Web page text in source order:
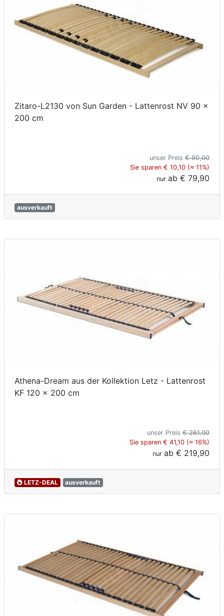
Zitaro-L2130 von Sun Garden - Lattenrost NV 90 x
200 cm
unser Preis € 90,00
Sie sparen € 10,10 (≈ 11%)
nur ab € 79,90
ausverkauft
Athena-Dream aus der Kollektion Letz - Lattenrost
KF 120 x 200 cm
unser Preis € 261,00
Sie sparen € 41,10 (≈ 16%)
nur ab € 219,90
LETZ-DEAL ausverkauft